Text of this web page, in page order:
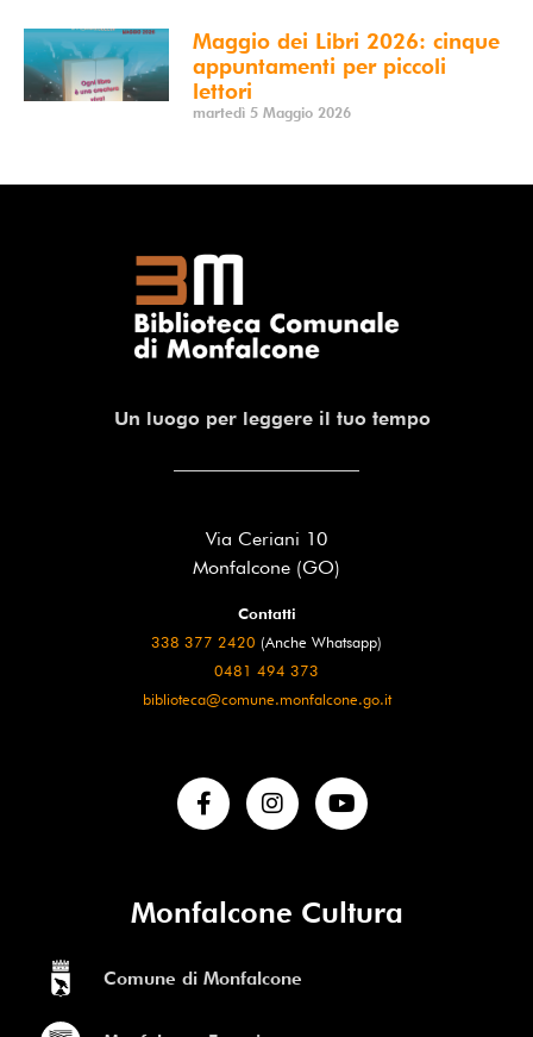
Maggio dei Libri 2026: cinque
appuntamenti per piccoli
lettori
martedì 5 Maggio 2026
Un luogo per leggere il tuo tempo
Via Ceriani 10
Monfalcone (GO)
Contatti
338 377 2420 (Anche Whatsapp)
0481 494 373
biblioteca@comune.monfalcone.go.it
Monfalcone Cultura
Comune di Monfalcone